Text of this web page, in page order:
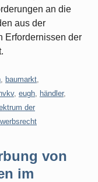
an die
aus der
Erfordernissen der
baumarkt
, eugh händler,
der
von
im